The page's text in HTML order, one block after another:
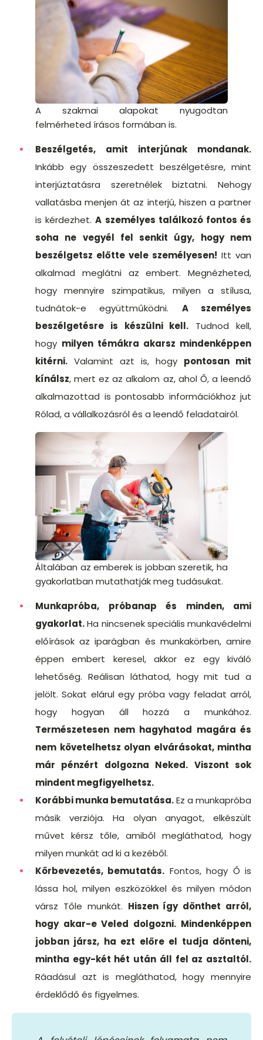
A szakmai alapokat nyugodtan
felmérheted írásos formában is.
Beszélgetés, amit interjúnak mondanak.
Inkább egy összeszedett beszélgetésre, mint
interjúztatásra szeretnélek biztatni. Nehogy
vallatásba menjen át az interjú, hiszen a partner
is kérdezhet.A személyes találkozó fontos és
soha ne vegyél fel senkit úgy, hogy nem
beszélgetsz előtte vele személyesen! Itt van
alkalmad meglátni az embert. Megnézheted,
hogy mennyire szimpatikus, milyen a stílusa,
tudnátok-e együttműködni. A személyes
beszélgetésre is készülni kell. Tudnod kell,
hogy milyen témákra akarsz mindenképpen
kitérni. Valamint azt is, hogy pontosan mit
kínálsz, mert ez az alkalom az, ahol Ő, a leendő
alkalmazottad is pontosabb információkhoz jut
Rólad, a vállalkozásról és a leendő feladatairól.
Általában az emberek is jobban szeretik, ha
gyakorlatban mutathatják meg tudásukat.
Munkapróba, próbanap és minden, ami
gyakorlat.Ha nincsenek speciális munkavédelmi
előírások az iparágban és munkakörben, amire
éppen embert keresel, akkor ez egy kiváló
lehetőség. Reálisan láthatod, hogy mit tud a
jelölt. Sokat elárul egy próba vagy feladat arról,
hogy hogyan áll hozzá a munkához.
Természetesen nem hagyhatod magára és
nem követelhetsz olyan elvárásokat, mintha
már pénzért dolgozna Neked. Viszont sok
mindent megfigyelhetsz.
Korábbi munka bemutatása.Ez a munkapróba
másik verziója. Ha olyan anyagot, elkészült
művet kérsz tőle, amiből megláthatod, hogy
milyen munkát ad ki a kezéből.
Körbevezetés, bemutatás. Fontos, hogy Ő is
lássa hol, milyen eszközökkel és milyen módon
vársz Tőle munkát. Hiszen így dönthet arról,
hogy akar-e Veled dolgozni. Mindenképpen
jobban jársz, ha ezt előre el tudja dönteni,
mintha egy-két hét után áll fel az asztaltól.
Ráadásul azt is megláthatod, hogy mennyire
érdeklődő és figyelmes.